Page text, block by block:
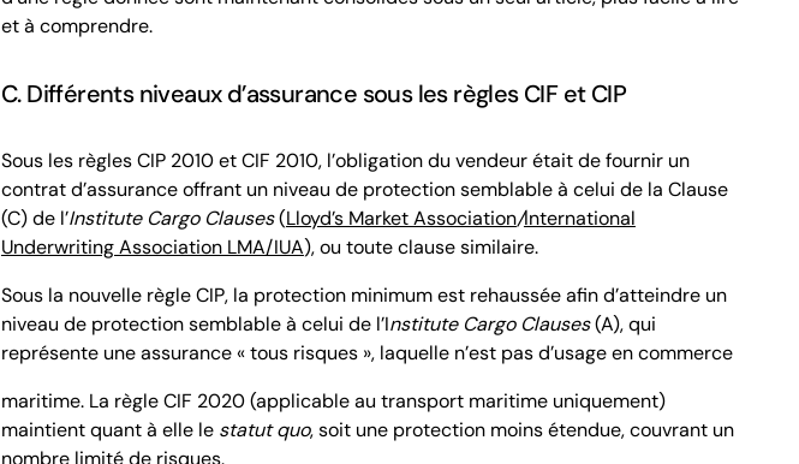
et à comprendre.
C. Différents niveaux d’assurance sous les règlesCIFetCIP
Sous les règlesCIP2010 etCIF 2010, l’obligation du vendeur était de fournir un
contrat d’assurance offrant un niveau de protection semblable à celui de la Clause
(C) de l’Institute Cargo Clauses(Lloyd’s Market Association/International
Underwriting Association LMA/IUA), ou toute clause similaire.
Sous la nouvelle règleCIP, la protection minimum est rehaussée afin d’atteindre un
niveau de protection semblable à celui de l’Institute Cargo Clauses(A), qui
représente une assurance « tous risques », laquelle n’est pas d’usage en commerce
maritime. La règleCIF 2020 (applicable au transport maritime uniquement)
maintient quant à elle le statut quo, soit une protection moins étendue, couvrant un
nombre limité de risques.